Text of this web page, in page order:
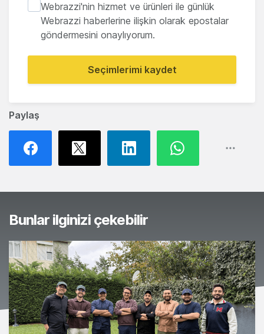
Paylaş
Webrazzi'nin hizmet ve ürünleri ile günlük
Webrazzi haberlerine ilişkin olarak epostalar
göndermesini onaylıyorum.
Seçimlerimi kaydet
Bunlar ilginizi çekebilir